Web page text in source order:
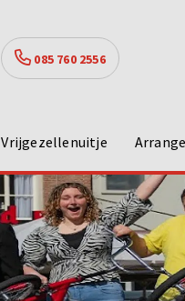
085 760 2556
Vrijgezellenuitje